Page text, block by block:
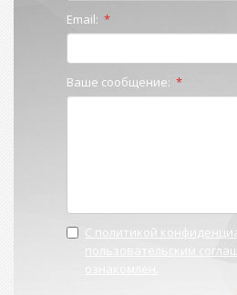
Email: *
Ваше сообщение: *
С политикой
пользовательским